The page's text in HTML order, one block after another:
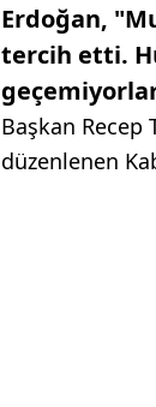
Erdoğan,
tercih etti.
Başkan Recep
düzenlenen